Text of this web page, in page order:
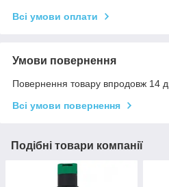
Всі умови оплати
Умови повернення
Повернення товару впродовж 14
Всі умови повернення
Подібні товари компанії